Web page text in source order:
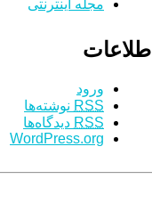
مجله اینترنتی
اطلاعات
ورود
RSS نوشته‌ها
RSS دیدگاه‌ها
WordPress.org